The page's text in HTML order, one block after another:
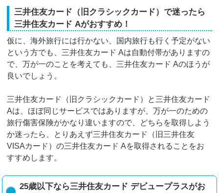
三井住友カード（旧クラシックカード）で迷ったら
三井住友カード Aがおすすめ！
仮に、海外旅行には行かない、国内旅行も行く予定がない
という方でも、三井住友カード Aは自動付帯がありますの
で、万が一のことを考えても、三井住友カード Aのほうが
良いでしょう。
三井住友カード（旧クラシックカード）と三井住友カード
Aは、ほぼ同じサービスではありますが、万が一のための
旅行傷害保険がかなり違いますので、どちらを取得しよう
か迷ったら、とりあえず三井住友カード（旧三井住友
VISAカード）の三井住友カード Aを取得されることをお
すすめします。
25歳以下なら三井住友カード デビュープラスがお